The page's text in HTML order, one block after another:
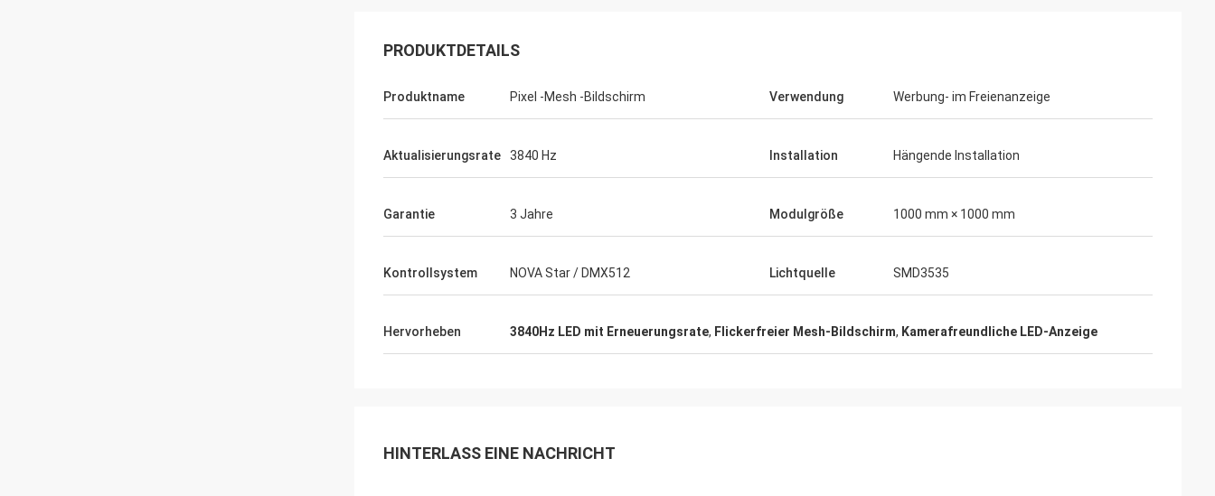
PRODUKTDETAILS
Produktname Pixel -Mesh -Bildschirm Verwendung Werbung- im Freienanzeige
Aktualisierungsrate 3840 Hz Installation Hängende Installation
Garantie 3 Jahre Modulgröße 1000 mm × 1000 mm
Kontrollsystem NOVA Star / DMX512 Lichtquelle SMD3535
Hervorheben 3840Hz LED mit Erneuerungsrate, Flickerfreier Mesh-Bildschirm, Kamerafreundliche LED-Anzeige
HINTERLASS EINE NACHRICHT